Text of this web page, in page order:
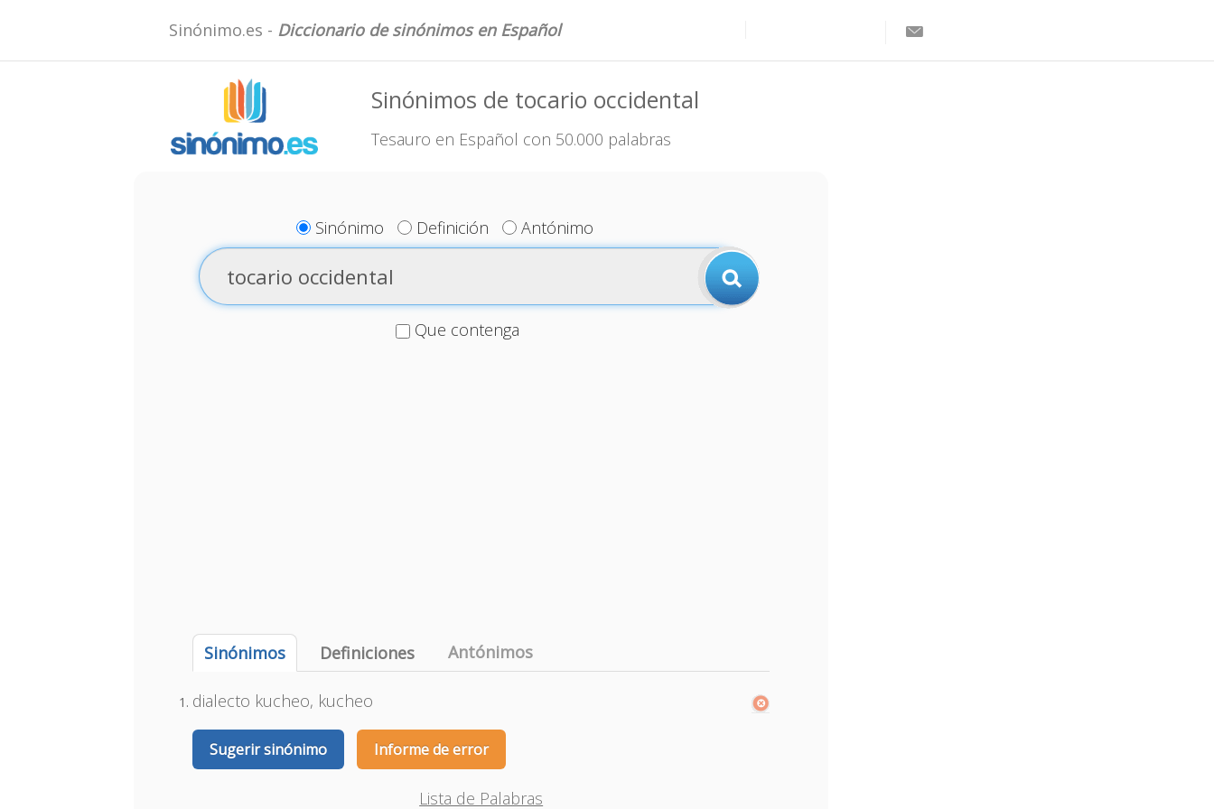
Sinónimo.es - Diccionario de sinónimos en Español
Sinónimos de tocario occidental
Tesauro en Español con 50.000 palabras
Sinónimo Definición Antónimo
Que contenga
Sinónimos Definiciones Antónimos
dialecto kucheo, kucheo
Sugerir sinónimo Informe de error
Lista de Palabras